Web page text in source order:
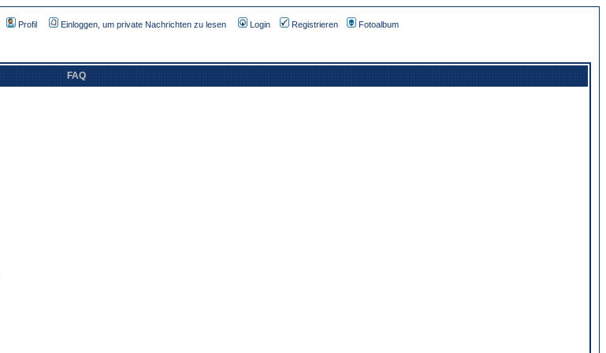
Profil Einloggen, um private Nachrichten zu lesen Login Registrieren Fotoalbum
FAQ